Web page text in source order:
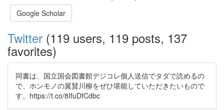
Google Scholar
Twitter (119 users, 119 posts, 137
favorites)
同書は、国立国会図書館デジコレ個人送信でタダで読めるの
で、ホンモノの翼賛川柳をぜひ堪能していただきたいもので
す。https://t.co/8IfuDfCdbc